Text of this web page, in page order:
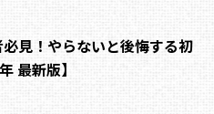
見！やらないと後悔する初
最新版】